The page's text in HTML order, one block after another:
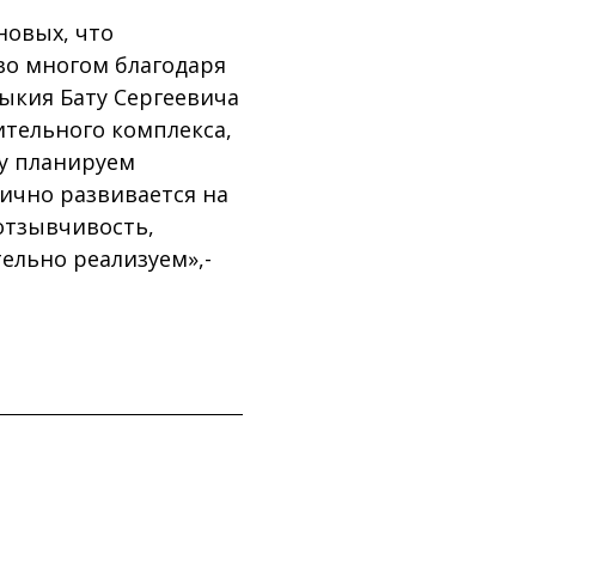
что
многом благодаря
Бату Сергеевича
комплекса,
планируем
развивается на
реализуем»,-